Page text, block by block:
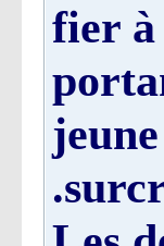
fier à